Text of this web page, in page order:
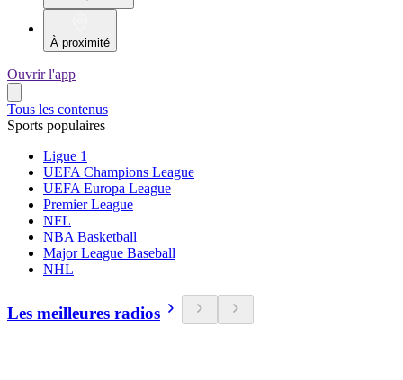
À proximité
Ouvrir l'app
Tous les contenus
Sports populaires
Ligue 1
UEFA Champions League
UEFA Europa League
Premier League
NFL
NBA Basketball
Major League Baseball
NHL
Les meilleures radios